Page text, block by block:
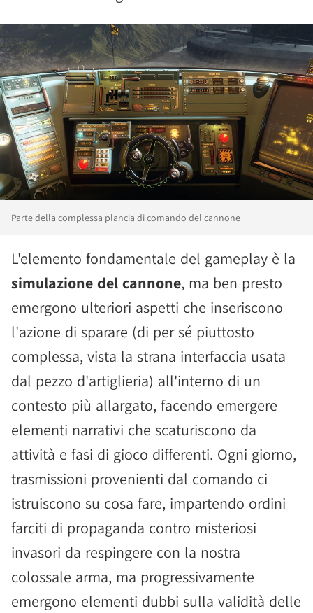
Parte della complessa plancia di comando del cannone
L'elemento fondamentale del gameplay è la
simulazione del cannone, ma ben presto
emergono ulteriori aspetti che inseriscono
l'azione di sparare (di per sé piuttosto
complessa, vista la strana interfaccia usata
dal pezzo d'artiglieria) all'interno di un
contesto più allargato, facendo emergere
elementi narrativi che scaturiscono da
attività e fasi di gioco differenti. Ogni giorno,
trasmissioni provenienti dal comando ci
istruiscono su cosa fare, impartendo ordini
farciti di propaganda contro misteriosi
invasori da respingere con la nostra
colossale arma, ma progressivamente
emergono elementi dubbi sulla validità delle